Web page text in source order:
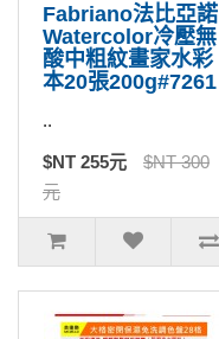
Fabriano法比亞諾
Watercolor冷壓無
酸中粗紋畫家水彩
本20張200g#7261
..
$NT 255元
$NT 300
元